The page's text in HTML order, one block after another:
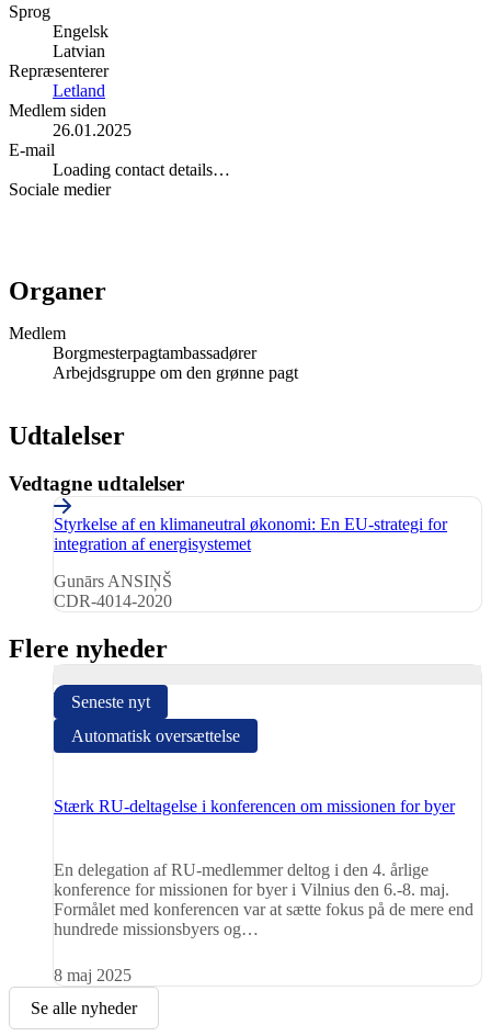
Sprog
Engelsk
Latvian
Repræsenterer
Letland
Medlem siden
26.01.2025
E-mail
Loading contact details…
Sociale medier
Organer
Medlem
Borgmesterpagtambassadører
Arbejdsgruppe om den grønne pagt
Udtalelser
Vedtagne udtalelser
Opinions
Styrkelse af en klimaneutral økonomi: En EU-strategi for
integration af energisystemet
Gunārs ANSIŅŠ
CDR-4014-2020
Flere nyheder
Stærk RU-deltagelse i konferencen om missionen for byer
En delegation af RU-medlemmer deltog i den 4. årlige
konference for missionen for byer i Vilnius den 6.-8. maj.
Formålet med konferencen var at sætte fokus på de mere end
hundrede missionsbyers og…
Seneste nyt
Automatisk oversættelse
8 maj 2025
Se alle nyheder